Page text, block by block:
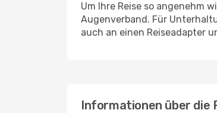
Um Ihre Reise so angenehm
Augenverband. Für
auch an einen Reiseadapter
Informationen über die